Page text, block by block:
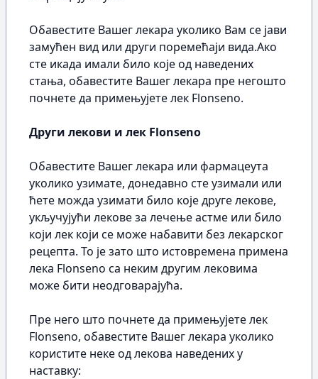
Обавестите Вашег лекара уколико Вам се јави
замућен вид или други поремећаји вида.Ако
сте икада имали било које од наведених
стања, обавестите Вашег лекара пре негошто
почнете да примењујете лек Flonseno.
Други лекови и лек Flonseno
Обавестите Вашег лекара или фармацеута
уколико узимате, донедавно сте узимали или
ћете можда узимати било које друге лекове,
укључујући лекове за лечење астме или било
који лек који се може набавити без лекарског
рецепта. То је зато што истовремена примена
лека Flonseno са неким другим лековима
може бити неодговарајућа.
Пре него што почнете да примењујете лек
Flonseno, обавестите Вашег лекара уколико
користите неке од лекова наведених у
наставку: